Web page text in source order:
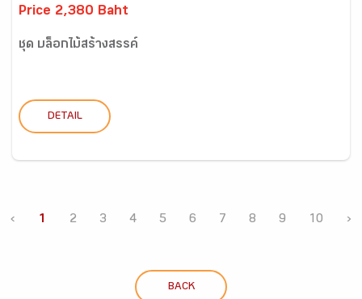
Price 2,380 Baht
ชุด บล็อกไม้สร้างสรรค์
DETAIL
‹ 1 2 3 4 5 6 7 8 9 10 ›
BACK